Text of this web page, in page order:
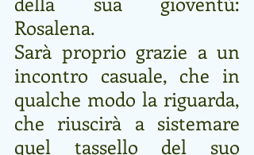
Rosalena.
Sarà proprio grazie a un
incontro casuale, che in
qualche modo la riguarda,
che riuscirà a sistemare
quel tassello del suo